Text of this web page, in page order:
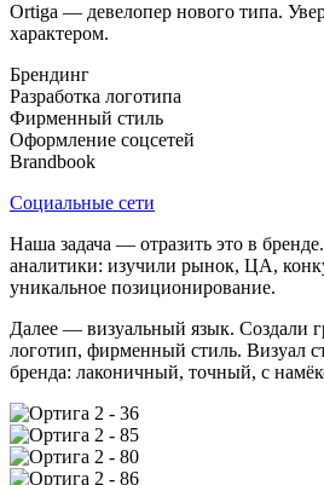
Ortiga — девелопер нового типа.
характером.
Брендинг
Разработка логотипа
Фирменный стиль
Оформление соцсетей
Brandbook
Социальные сети
Наша задача — отразить это в
аналитики: изучили рынок, ЦА,
уникальное позиционирование.
Далее — визуальный язык. Создали
логотип, фирменный стиль. Визуал
бренда: лаконичный, точный, с